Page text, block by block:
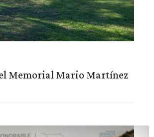
el Memorial Mario Martínez